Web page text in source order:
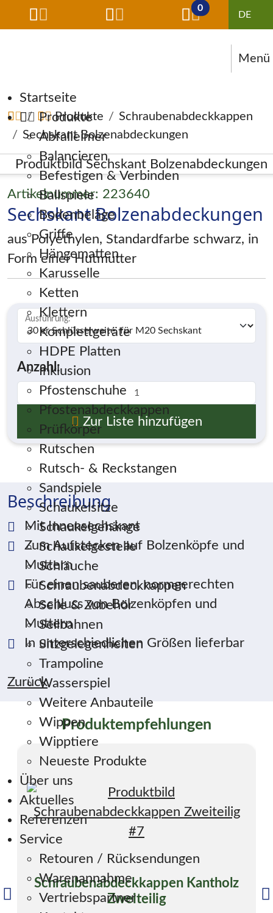
0
Menü
Navigation überspringen
Startseite
Produkte
Abfalleimer
Balancieren
Befestigen & Verbinden
Ballspiele
Bodenbeläge
Griffe
Hängematten
Karusselle
Ketten
Klettern
Komplettgeräte
HDPE Platten
Inklusion
Pfostenschuhe
Pfostenabdeckkappen
Prüfkörper
Rutschen
Rutsch- & Reckstangen
Sandspiele
Schaukelsitze
Schaukelgehänge
Schaukelgestelle
Schläuche
Schraubenabdeckkappen
Seile & Zubehör
Seilbahnen
Sitzgelegenheiten
Trampoline
Wasserspiel
Weitere Anbauteile
Wippen
Wipptiere
Neueste Produkte
Über uns
Aktuelles
Referenzen
Service
Retouren / Rücksendungen
Warenannahme
Vertriebspartner
Produkte
Schraubenabdeckkappen
Sechskant Bolzenabdeckungen
Artikelnummer: 223640
Sechskant Bolzenabdeckungen
aus Polyethylen, Standardfarbe schwarz, in
Form einer Hutmutter
Ausführung:*
Anzahl:
Zur Liste hinzufügen
Beschreibung
Mit Innensechskant
Zum Aufstecken auf Bolzenköpfe und
Muttern
Für einen sauberen, normgerechten
Abschluss von Bolzenköpfen und
Muttern
In unterschiedlichen Größen lieferbar
Zurück
Produktempfehlungen
Schraubenabdeckkappen Kantholz
Zweiteilig